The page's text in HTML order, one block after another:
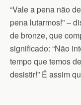
“Vale a pena não
pena lutarmos!” –
de bronze, que
significado: “Não
tempo que temos
desistir!” É assim